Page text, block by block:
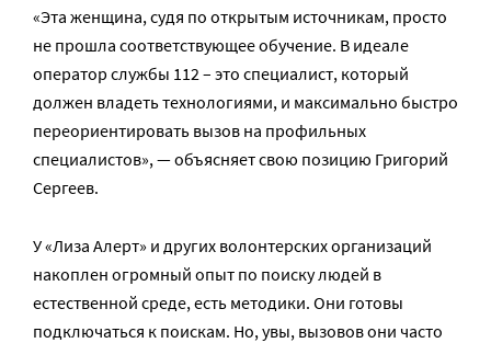
«Эта женщина, судя по открытым источникам, просто
не прошла соответствующее обучение. В идеале
оператор службы 112 – это специалист, который
должен владеть технологиями, и максимально быстро
переориентировать вызов на профильных
специалистов», — объясняет свою позицию Григорий
Сергеев.
У «Лиза Алерт» и других волонтерских организаций
накоплен огромный опыт по поиску людей в
естественной среде, есть методики. Они готовы
подключаться к поискам. Но, увы, вызовов они часто